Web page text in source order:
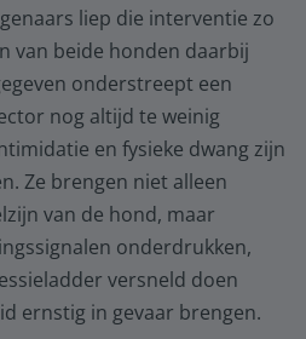
liep die interventie zo
van beide honden daarbij
onderstreept een
nog altijd te weinig
en fysieke dwang zijn
Ze brengen niet alleen
van de hond, maar
onderdrukken,
versneld doen
ernstig in gevaar brengen.